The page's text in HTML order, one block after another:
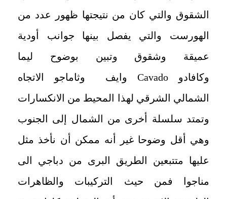
الشقوق والتي كان من نتيجتها ظهور عدد من
الهورست والتي يفصل بينها جوانب أودية
عميقة وشقوق وتبين بوضوح ليما
وكافادو
وايف
وثاماجو الاتجاه
الشمالي الشرقي لهذا المحيط من الانكسارات
وتمتد سلسلة أخرى من الشمال إلى الجنوب
وهي أقل وضوحا غير أنه ممكن أن نأخذ مثل
عليها متتبعين الطريق البرى من دباجي الى
مناجوا فمن حيث التركيبات والظاهرات